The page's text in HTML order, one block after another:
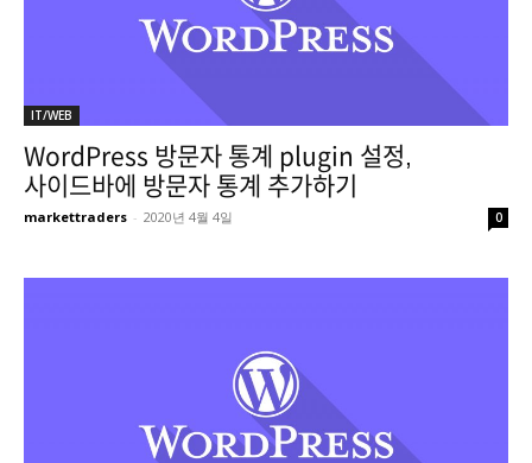
IT/WEB
WordPress 방문자 통계 plugin 설정,
사이드바에 방문자 통계 추가하기
markettraders - 2020년 4월 4일 0